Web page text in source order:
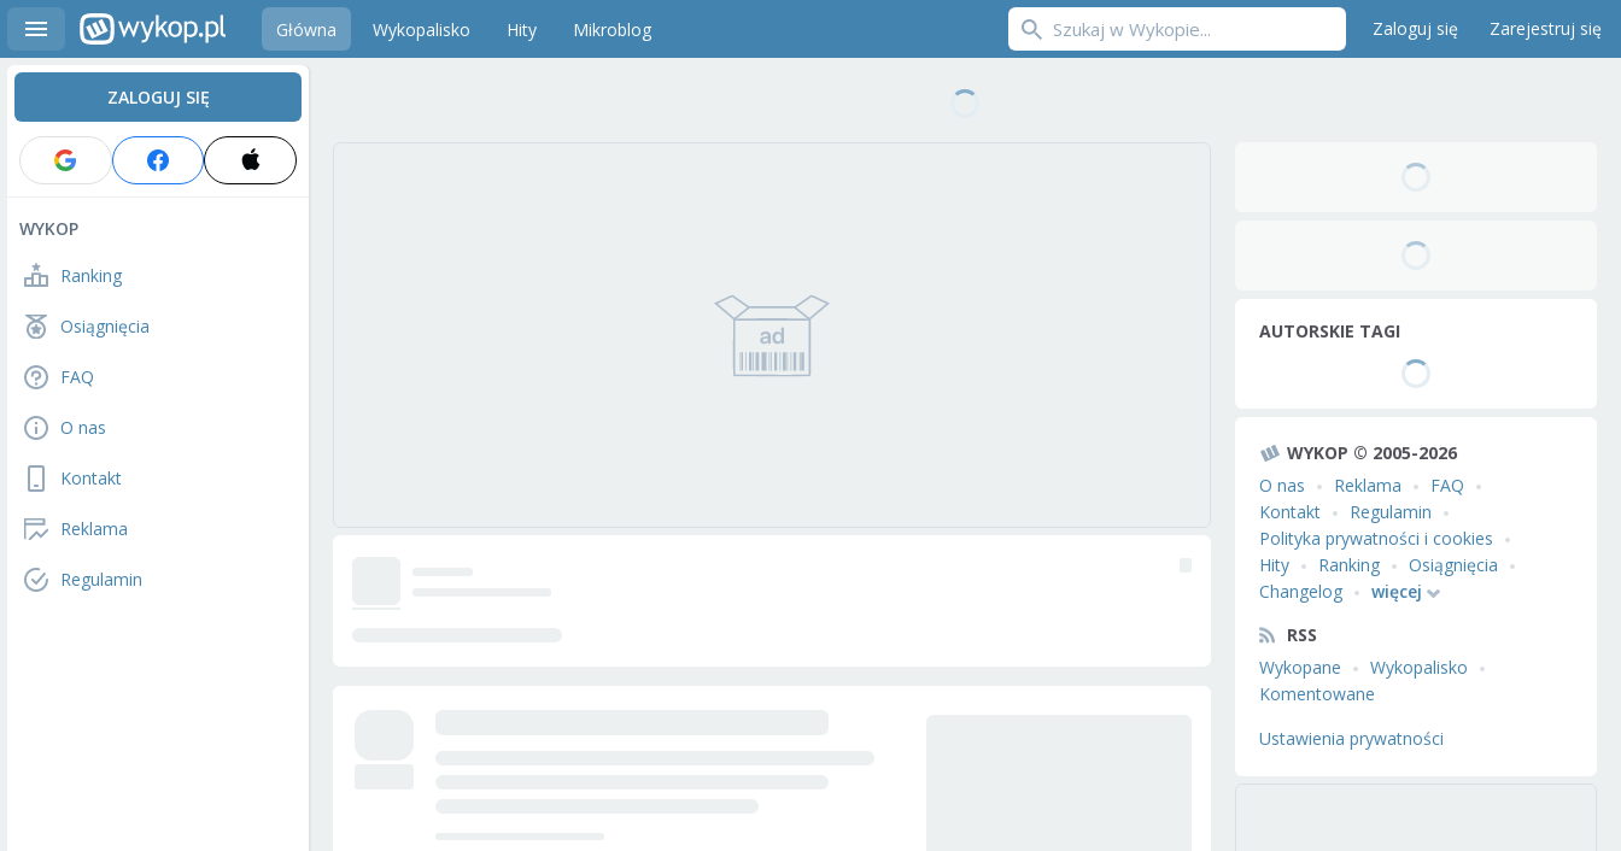
Główna Wykopalisko Hity Mikroblog Zaloguj się Zarejestruj się
ZALOGUJ SIĘ
WYKOP
Ranking
Osiągnięcia
FAQ
O nas
Kontakt
Reklama
Regulamin
AUTORSKIE TAGI
WYKOP © 2005-2026
O nas
Reklama
FAQ
Kontakt
Regulamin
Polityka prywatności i cookies
Hity
Ranking
Osiągnięcia
Changelog
więcej
RSS
Wykopane
Wykopalisko
Komentowane
Ustawienia prywatności